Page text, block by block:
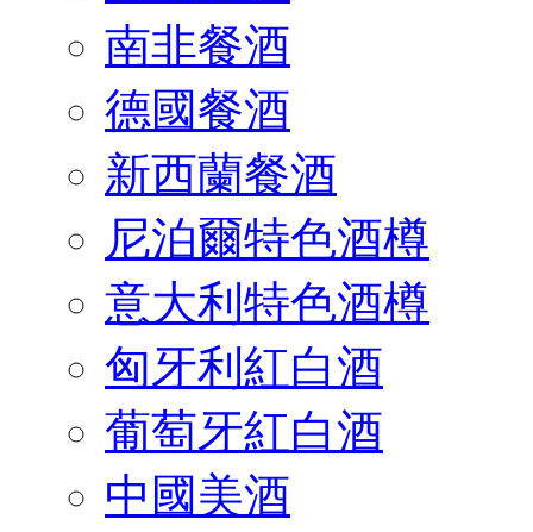
南非餐酒
德國餐酒
新西蘭餐酒
尼泊爾特色酒樽
意大利特色酒樽
匈牙利紅白酒
葡萄牙紅白酒
中國美酒